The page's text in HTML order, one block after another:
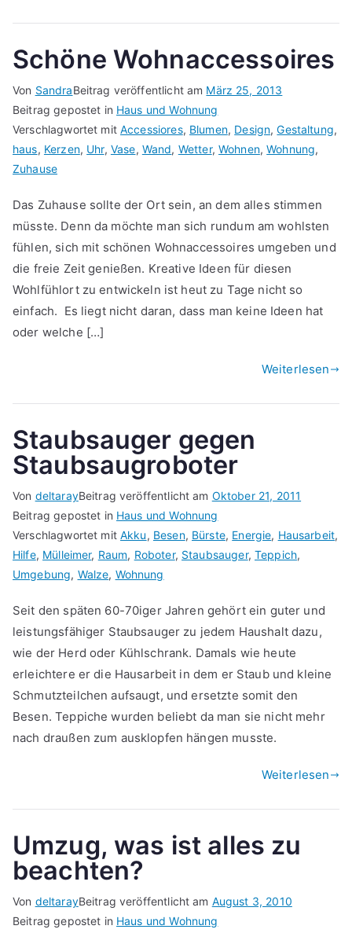
Schöne Wohnaccessoires
Von SandraBeitrag veröffentlicht am März 25, 2013
Beitrag gepostet in Haus und Wohnung
Verschlagwortet mitAccessiores, Blumen, Design,Gestaltung,
haus, Kerzen, Uhr, Vase, Wand, Wetter, Wohnen,Wohnung,
Zuhause
Das Zuhause sollte der Ort sein, an dem alles stimmen
müsste. Denn da möchte man sich rundum am wohlsten
fühlen, sich mit schönen Wohnaccessoires umgeben und
die freie Zeit genießen. Kreative Ideen für diesen
Wohlfühlort zu entwickeln ist heut zu Tage nicht so
einfach. Es liegt nicht daran, dass man keine Ideen hat
oder welche […]
Weiterlesen
Staubsauger gegen
Staubsaugroboter
Von deltarayBeitrag veröffentlicht am Oktober 21, 2011
Beitrag gepostet in Haus und Wohnung
Verschlagwortet mitAkku, Besen, Bürste, Energie, Hausarbeit,
Hilfe, Mülleimer, Raum, Roboter, Staubsauger, Teppich,
Umgebung, Walze, Wohnung
Seit den späten 60-70iger Jahren gehört ein guter und
leistungsfähiger Staubsauger zu jedem Haushalt dazu,
wie der Herd oder Kühlschrank. Damals wie heute
erleichtere er die Hausarbeit in dem er Staub und kleine
Schmutzteilchen aufsaugt, und ersetzte somit den
Besen. Teppiche wurden beliebt da man sie nicht mehr
nach draußen zum ausklopfen hängen musste.
Weiterlesen
Umzug, was ist alles zu
beachten?
Von deltarayBeitrag veröffentlicht am August 3, 2010
Beitrag gepostet in Haus und Wohnung